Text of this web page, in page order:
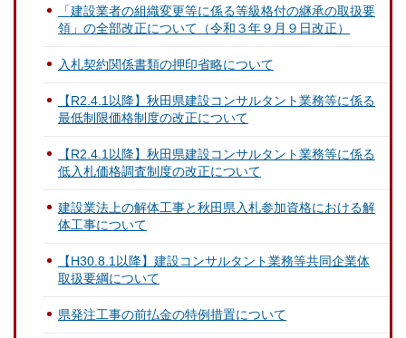
「建設業者の組織変更等に係る等級格付の継承の取扱要
領」の全部改正について（令和３年９月９日改正）
入札契約関係書類の押印省略について
【R2.4.1以降】秋田県建設コンサルタント業務等に係る
最低制限価格制度の改正について
【R2.4.1以降】秋田県建設コンサルタント業務等に係る
低入札価格調査制度の改正について
建設業法上の解体工事と秋田県入札参加資格における解
体工事について
【H30.8.1以降】建設コンサルタント業務等共同企業体
取扱要綱について
県発注工事の前払金の特例措置について